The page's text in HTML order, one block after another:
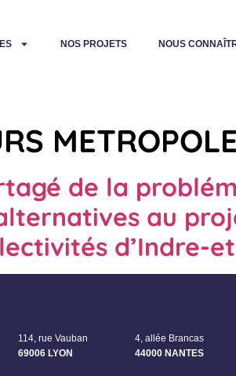
NOS PROJETS NOUS
de la
au
d’Indre-
114, rue Vauban
69006 LYON
4, allée Brancas
44000 NANTES